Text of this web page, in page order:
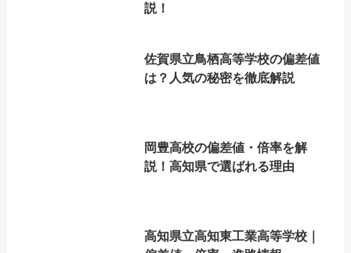
説！
佐賀県立鳥栖高等学校の偏差値
は？人気の秘密を徹底解説
岡豊高校の偏差値・倍率を解
説！高知県で選ばれる理由
高知県立高知東工業高等学校｜